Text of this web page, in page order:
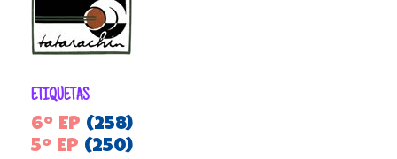
ETIQUETAS
6º EP (258)
5º EP (250)